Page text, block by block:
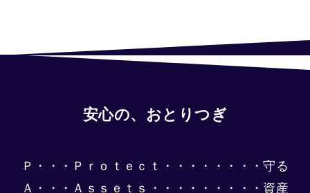
安心の、おとりつぎ
Ｐ・・・Ｐｒｏｔｅｃｔ・・・・・・・・守る
Ａ・・・Ａｓｓｅｔｓ・・・・・・・・・資産